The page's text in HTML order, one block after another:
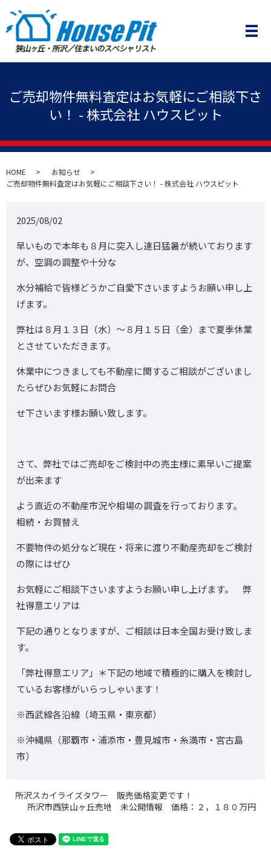
メ
ご売却物件無料査定はお気軽にご相談下さ
い！ - 株式会社 ハウスピット
HOME
お知らせ
ご売却物件無料査定はお気軽にご相談下さい！ - 株式会社 ハウスピット
2025/08/02
早いもので本年も８月に突入し連日猛暑が続いております
が、空調の調整や十分な
水分補給で皆様どうかご自愛下さいますようお願い申し上
げます。
弊社は８月１３日（水）～８月１５日（金）まで夏季休業
とさせていただきます。
休業中につきましても不動産に関するご相談がございまし
たらぜひお気軽にお問合
せ下さいます様お願い致します。
さて、弊社ではご売却をご検討中の売主様に素早いご提案
が出来ます
よう直近の不動産市況や相場の調査を行っております。
相続・お買替え
不要物件の処分など現在・将来に渡り不動産売却をご検討
の際にはぜひ
お気軽にご相談下さいますようお願い申し上げます。 弊
社得意エリアは
下記の通りとなりますが、ご相談は日本全国お受け致しま
す。
「弊社得意エリア」＊下記の地域で積極的に購入を検討し
ているお客様がいらっしゃいます！
※西武線各沿線（埼玉県・東京都）
※沖縄県（那覇市・浦添市・豊見城市・糸満市・宮古島
市）
所沢スカイライズタワー 販売価格変更です！
所沢市西狭山ヶ丘売地 未公開情報 価格：２，１８０万円